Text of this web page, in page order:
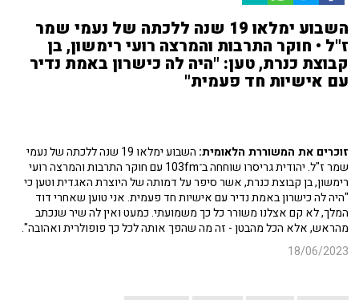
השבוע ימלאו 19 שנה ללכתה של נעמי שמר
ז"ל • חוקר התרבות והמרצה רועי רימשון, בן
קבוצת כנרת, טען: "היה לה כישרון באמת נדיר
עם אישיות חד פעמית"
זוכרים את המשוררת הלאומית:
השבוע ימלאו 19 שנה ללכתה של נעמי
שמר ז"ל. יהודית גריסרו שוחחה ב־103fm עם חוקר התרבות והמרצה רועי
רימשון, בן קבוצת כנרת, אשר סיפר על דמותה של היוצרת האגדית וטען כי
"היה לה כישרון באמת נדיר עם אישיות חד פעמית. אני טוען שאחרי דוד
המלך, לא קם אצלנו משורר כל כך משמועתי. כמעט ואין לה שיר שנכתב
מהראש, אלא הכל מהבטן - זה מה שהפך אותה לכל כך פופולרית ואהובה".
18/06/2023